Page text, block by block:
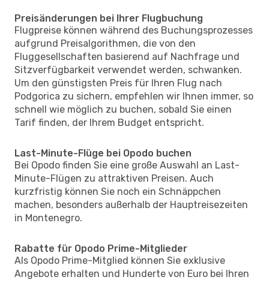
Preisänderungen bei Ihrer Flugbuchung
Flugpreise können während des Buchungsprozesses
aufgrund Preisalgorithmen, die von den
Fluggesellschaften basierend auf Nachfrage und
Sitzverfügbarkeit verwendet werden, schwanken.
Um den günstigsten Preis für Ihren Flug nach
Podgorica zu sichern, empfehlen wir Ihnen immer, so
schnell wie möglich zu buchen, sobald Sie einen
Tarif finden, der Ihrem Budget entspricht.
Last-Minute-Flüge bei Opodo buchen
Bei Opodo finden Sie eine große Auswahl an Last-
Minute-Flügen zu attraktiven Preisen. Auch
kurzfristig können Sie noch ein Schnäppchen
machen, besonders außerhalb der Hauptreisezeiten
in Montenegro.
Rabatte für Opodo Prime-Mitglieder
Als Opodo Prime-Mitglied können Sie exklusive
Angebote erhalten und Hunderte von Euro bei Ihren